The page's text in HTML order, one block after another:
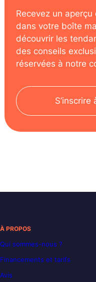
Recevez un
dans votre boîte
découvrir les
des conseils
réservées à notre
À PROPOS
Qui sommes-nous ?
Financements et tarifs
Avis